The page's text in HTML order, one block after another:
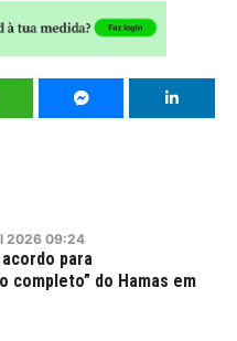
2026 09:24
para
completo” do Hamas em